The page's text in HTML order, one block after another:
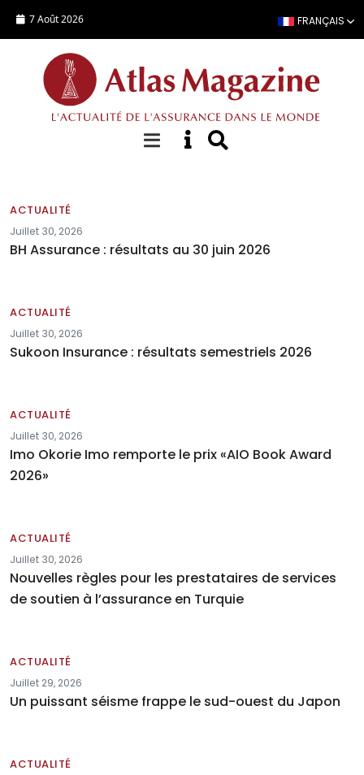
7 Août 2026 FRANÇAIS
Actualités
ACTUALITÉ
Juillet 30, 2026
BH Assurance : résultats au 30 juin 2026
ACTUALITÉ
Juillet 30, 2026
Sukoon Insurance : résultats semestriels 2026
ACTUALITÉ
Juillet 30, 2026
Imo Okorie Imo remporte le prix «AIO Book Award
2026»
ACTUALITÉ
Juillet 30, 2026
Nouvelles règles pour les prestataires de services
de soutien à l’assurance en Turquie
ACTUALITÉ
Juillet 29, 2026
Un puissant séisme frappe le sud-ouest du Japon
ACTUALITÉ